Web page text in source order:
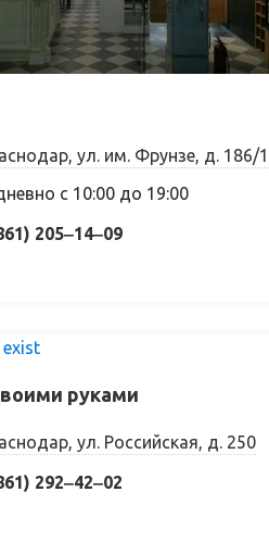
ул. им. Фрунзе, д. 186/1
с 10:00 до 19:00
205‒14‒09
exist
руками
ул. Российская, д. 250
292‒42‒02